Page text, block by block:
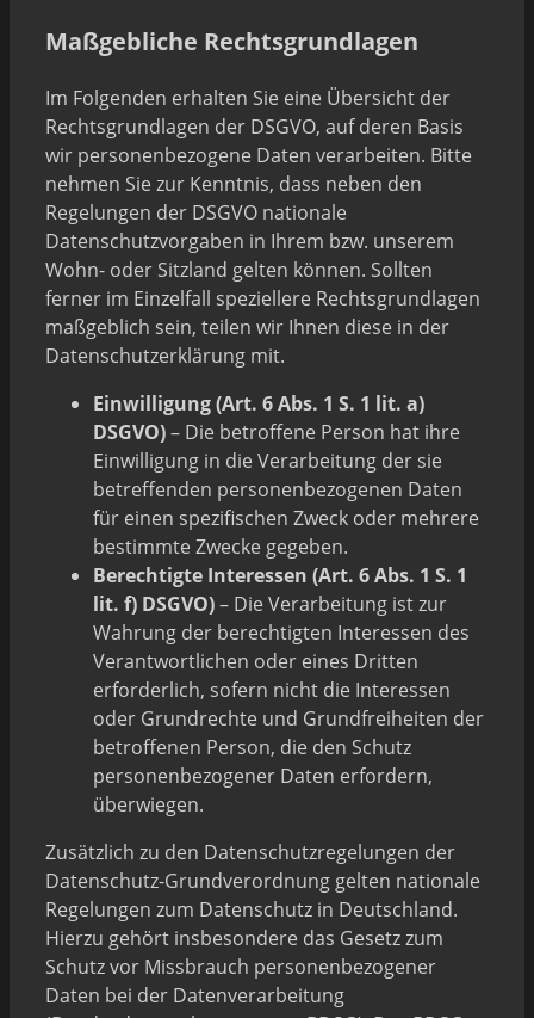
Maßgebliche Rechtsgrundlagen
Im Folgenden erhalten Sie eine Übersicht der
Rechtsgrundlagen der DSGVO, auf deren Basis
wir personenbezogene Daten verarbeiten. Bitte
nehmen Sie zur Kenntnis, dass neben den
Regelungen der DSGVO nationale
Datenschutzvorgaben in Ihrem bzw. unserem
Wohn- oder Sitzland gelten können. Sollten
ferner im Einzelfall speziellere Rechtsgrundlagen
maßgeblich sein, teilen wir Ihnen diese in der
Datenschutzerklärung mit.
Einwilligung (Art. 6 Abs. 1 S. 1 lit. a)
DSGVO)– Die betroffene Person hat ihre
Einwilligung in die Verarbeitung der sie
betreffenden personenbezogenen Daten
für einen spezifischen Zweck oder mehrere
bestimmte Zwecke gegeben.
Berechtigte Interessen (Art. 6 Abs. 1 S. 1
lit. f) DSGVO)– Die Verarbeitung ist zur
Wahrung der berechtigten Interessen des
Verantwortlichen oder eines Dritten
erforderlich, sofern nicht die Interessen
oder Grundrechte und Grundfreiheiten der
betroffenen Person, die den Schutz
personenbezogener Daten erfordern,
überwiegen.
Zusätzlich zu den Datenschutzregelungen der
Datenschutz-Grundverordnung gelten nationale
Regelungen zum Datenschutz in Deutschland.
Hierzu gehört insbesondere das Gesetz zum
Schutz vor Missbrauch personenbezogener
Daten bei der Datenverarbeitung